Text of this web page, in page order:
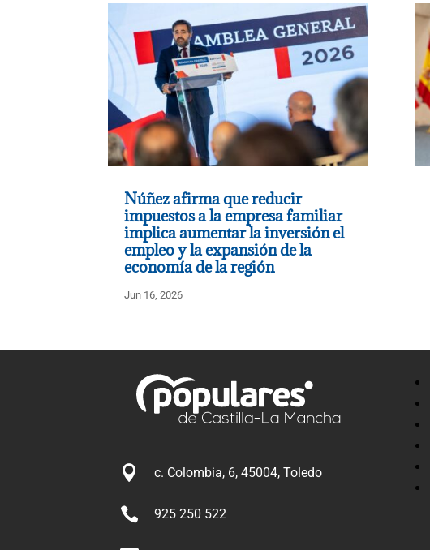
Núñez afirma que reducir
impuestos a la empresa familiar
implica aumentar la inversión el
empleo y la expansión de la
economía de la región
Jun 16, 2026
 c. Colombia, 6, 45004, Toledo
 925 250 522